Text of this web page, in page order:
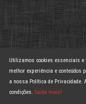
Utilizamos cookies essenciais e
melhor experiência e conteúdos
a nossa Política de Privacidade.
condições. Saiba mais!